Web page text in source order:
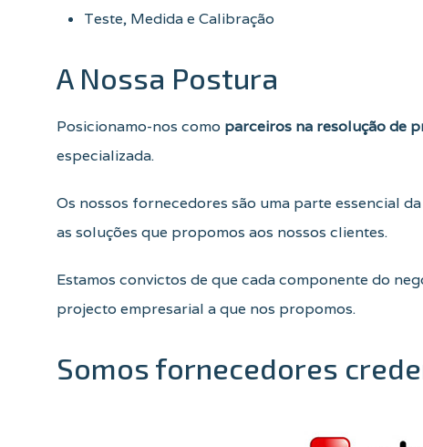
Teste, Medida e Calibração
A Nossa Postura
Posicionamo-nos como parceiros na resolução de
especializada.
Os nossos fornecedores são uma parte essencial
as soluções que propomos aos nossos clientes.
Estamos convictos de que cada componente do
projecto empresarial a que nos propomos.
Somos fornecedores